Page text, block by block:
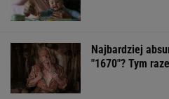
Najbardziej
"1670"? Tym